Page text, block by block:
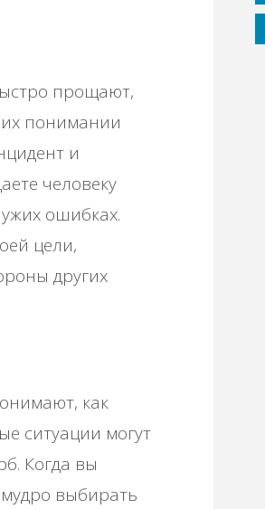
прощают,
их понимании
и
человеку
ошибках.
цели,
других
как
ситуации могут
Когда вы
выбирать